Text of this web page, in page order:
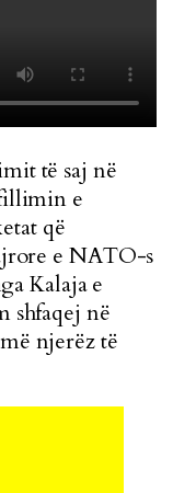
të saj në
e
që
e NATO-s
Kalaja e
shfaqej në
njerëz të